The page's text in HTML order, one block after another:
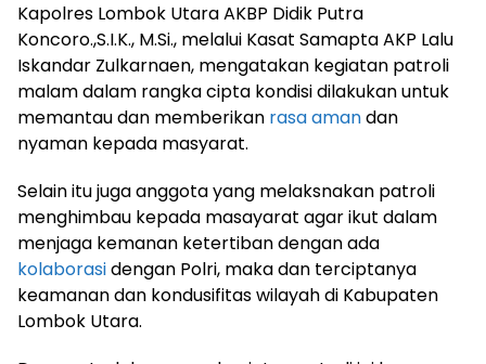
Kapolres Lombok Utara AKBP Didik Putra
Koncoro.,S.I.K., M.Si., melalui Kasat Samapta AKP Lalu
Iskandar Zulkarnaen, mengatakan kegiatan patroli
malam dalam rangka cipta kondisi dilakukan untuk
memantau dan memberikan rasa amandan
nyaman kepada masyarat.
Selain itu juga anggota yang melaksnakan patroli
menghimbau kepada masayarat agar ikut dalam
menjaga kemanan ketertiban dengan ada
kolaborasidengan Polri, maka dan terciptanya
keamanan dan kondusifitas wilayah di Kabupaten
Lombok Utara.